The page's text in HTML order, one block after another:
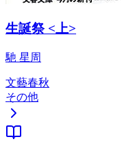
生誕祭 <上>
馳 星周
文藝春秋
その他